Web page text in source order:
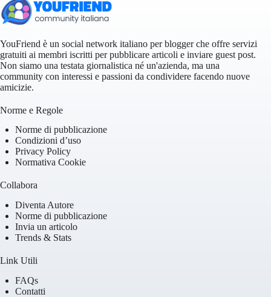
YouFriend è un social network italiano per blogger che offre servizi
gratuiti ai membri iscritti per pubblicare articoli e inviare guest post.
Non siamo una testata giornalistica né un'azienda, ma una
community con interessi e passioni da condividere facendo nuove
amicizie.
Norme e Regole
Norme di pubblicazione
Condizioni d’uso
Privacy Policy
Normativa Cookie
Collabora
Diventa Autore
Norme di pubblicazione
Invia un articolo
Trends & Stats
Link Utili
FAQs
Contatti